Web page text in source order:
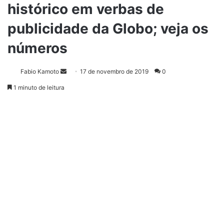
histórico em verbas de
publicidade da Globo; veja os
números
Fabio Kamoto 17 de novembro de 2019 0
1 minuto de leitura